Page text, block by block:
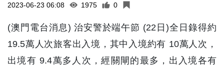
2023-06-23 06:08 1975 0
(澳門電台消息) 治安警於端午節 (22日)全日錄得約
19.5萬人次旅客出入境，其中入境約有 10萬人次，
出境有 9.4萬多人次，經關閘的最多，出入境各有